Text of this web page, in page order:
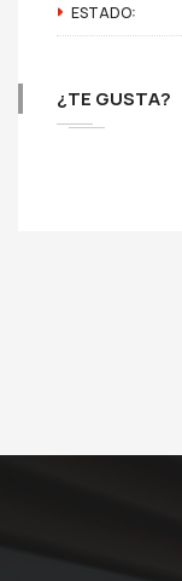
ESTADO:
¿TE GUSTA?